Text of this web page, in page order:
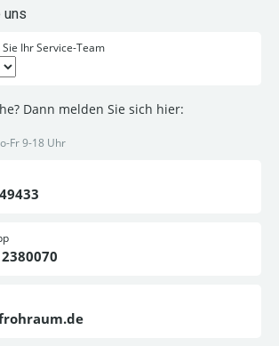
uns
Ihr Service-Team
Dann melden Sie sich hier:
Fr 9-18 Uhr